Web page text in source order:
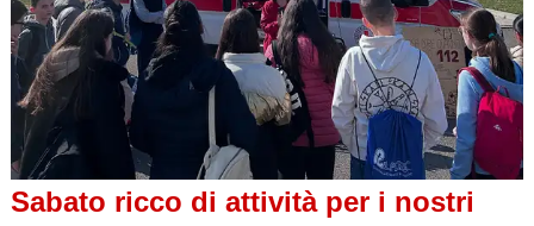
Sabato ricco di attività per i nostri